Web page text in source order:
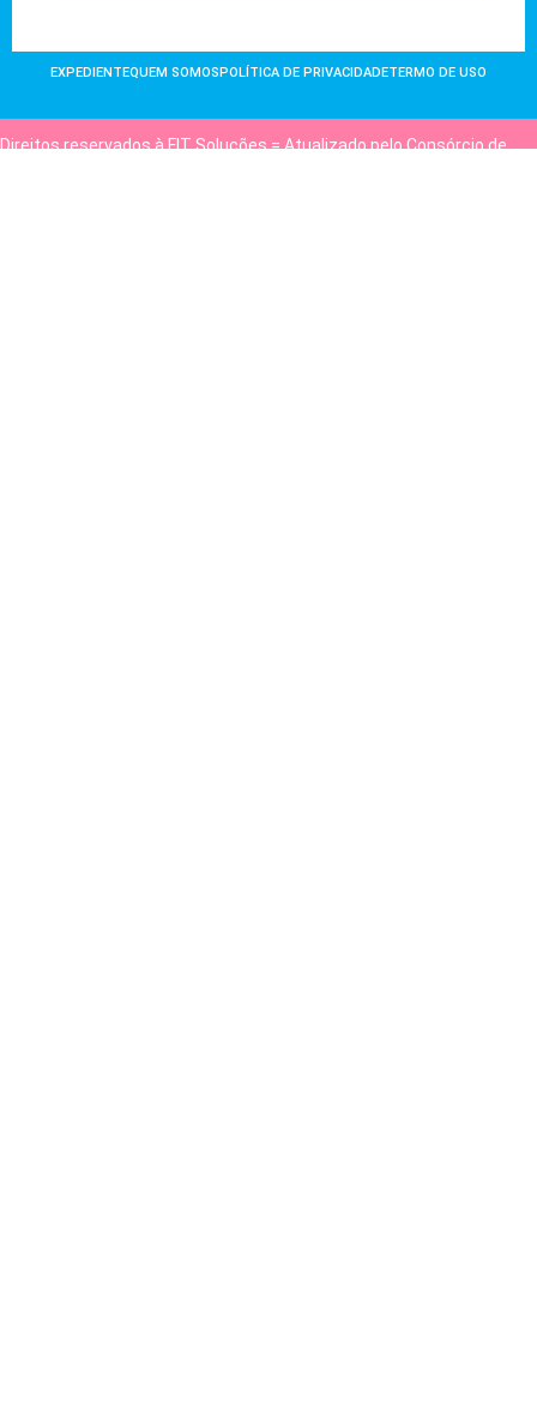
EXPEDIENTEQUEM SOMOSPOLÍTICA DE PRIVACIDADETERMO DE USO
Direitos reservados à FIT Soluções = Atualizado pelo Consórcio de